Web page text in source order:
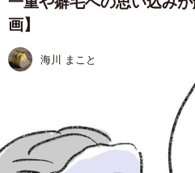
画】
海川 まこと